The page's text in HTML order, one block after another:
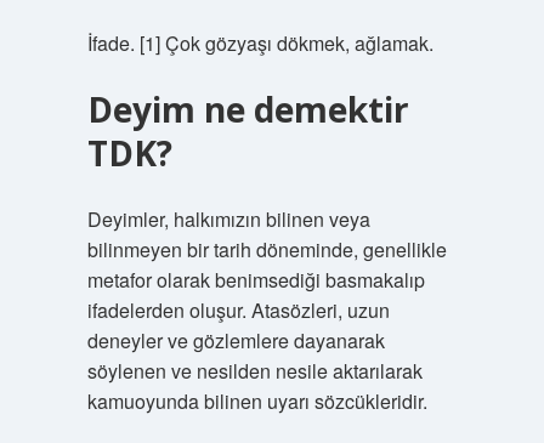
İfade. [1] Çok gözyaşı dökmek, ağlamak.
Deyim ne demektir
TDK?
Deyimler, halkımızın bilinen veya
bilinmeyen bir tarih döneminde, genellikle
metafor olarak benimsediği basmakalıp
ifadelerden oluşur. Atasözleri, uzun
deneyler ve gözlemlere dayanarak
söylenen ve nesilden nesile aktarılarak
kamuoyunda bilinen uyarı sözcükleridir.